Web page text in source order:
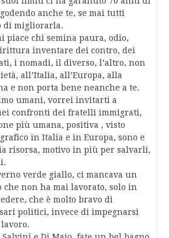
anche te, se mai tutti
di migliorarla.
piace chi semina paura, odio,
inventare dei contro, dei
i nomadi, il diverso, l’altro, non
all’Italia, all’Europa, alla
e non porta bene neanche a te.
umani, vorrei invitarti a
confronti dei fratelli immigrati,
più umana, positiva , visto
in Italia e in Europa, sono e
risorsa, motivo in più per salvarli,
verde giallo, ci mancava un
non ha mai lavorato, solo in
che è molto bravo di
politici, invece di impegnarsi